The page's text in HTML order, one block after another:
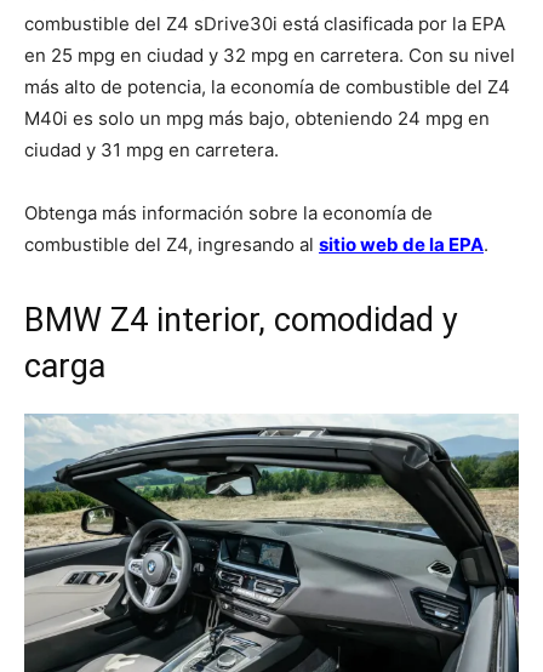
combustible del Z4 sDrive30i está clasificada por la EPA
en 25 mpg en ciudad y 32 mpg en carretera. Con su nivel
más alto de potencia, la economía de combustible del Z4
M40i es solo un mpg más bajo, obteniendo 24 mpg en
ciudad y 31 mpg en carretera.
Obtenga más información sobre la economía de
combustible del Z4, ingresando al sitio web de la EPA.
BMW Z4 interior, comodidad y
carga